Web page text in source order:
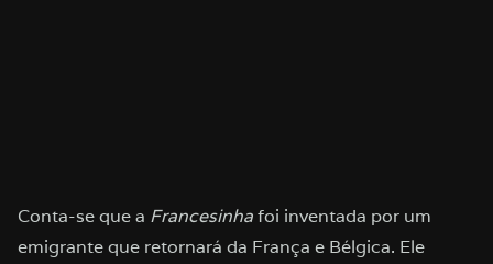
Conta-se que a Francesinhafoi inventada por um
emigrante que retornará da França e Bélgica. Ele